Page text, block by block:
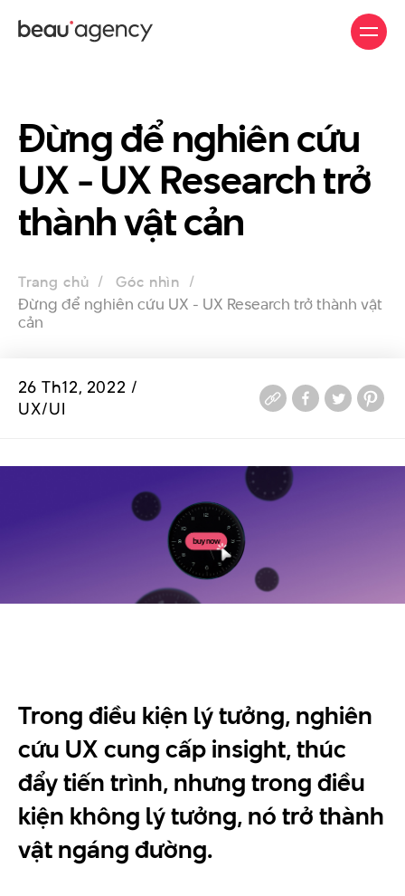
đến
Đừng để nghiên cứu
UX - UX Research trở
thành vật cản
Trang chủ Góc nhìn
Đừng để nghiên cứu UX - UX Research trở thành vật
cản
26 Th12, 2022 /
UX/UI
Trong điều kiện lý tưởng, nghiên
cứu UX cung cấp insight, thúc
đẩy tiến trình, nhưng trong điều
kiện không lý tưởng, nó trở thành
vật ngáng đường.